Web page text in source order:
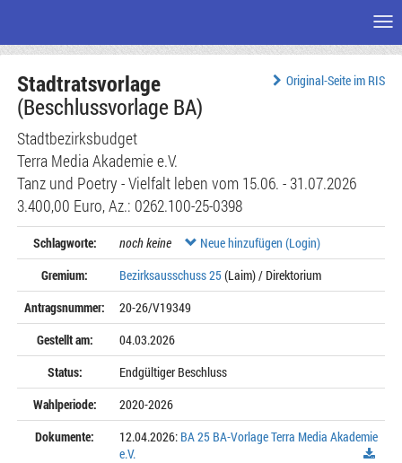
Seiteninhalt
Original-Seite im RIS
Stadtratsvorlage
(Beschlussvorlage BA)
Stadtbezirksbudget
Terra Media Akademie e.V.
Tanz und Poetry - Vielfalt leben vom 15.06. - 31.07.2026
3.400,00 Euro, Az.: 0262.100-25-0398
Schlagworte: noch keine
Neue hinzufügen (Login)
Gremium:
Bezirksausschuss 25(Laim) / Direktorium
Antragsnummer:
20-26/V19349
Gestellt am:
04.03.2026
Status:
Endgültiger Beschluss
Wahlperiode:
2020-2026
Dokumente:
12.04.2026: BA 25 BA-Vorlage Terra Media Akademie
e.V.